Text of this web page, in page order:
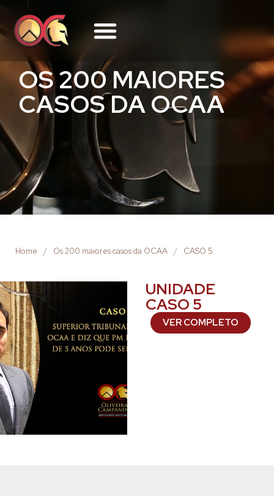
OS 200 MAIORES
CASOS DA OCAA
Home / Os 200 maiores casos da OCAA / CASO 5
UNIDADE
CASO 5
VER COMPLETO